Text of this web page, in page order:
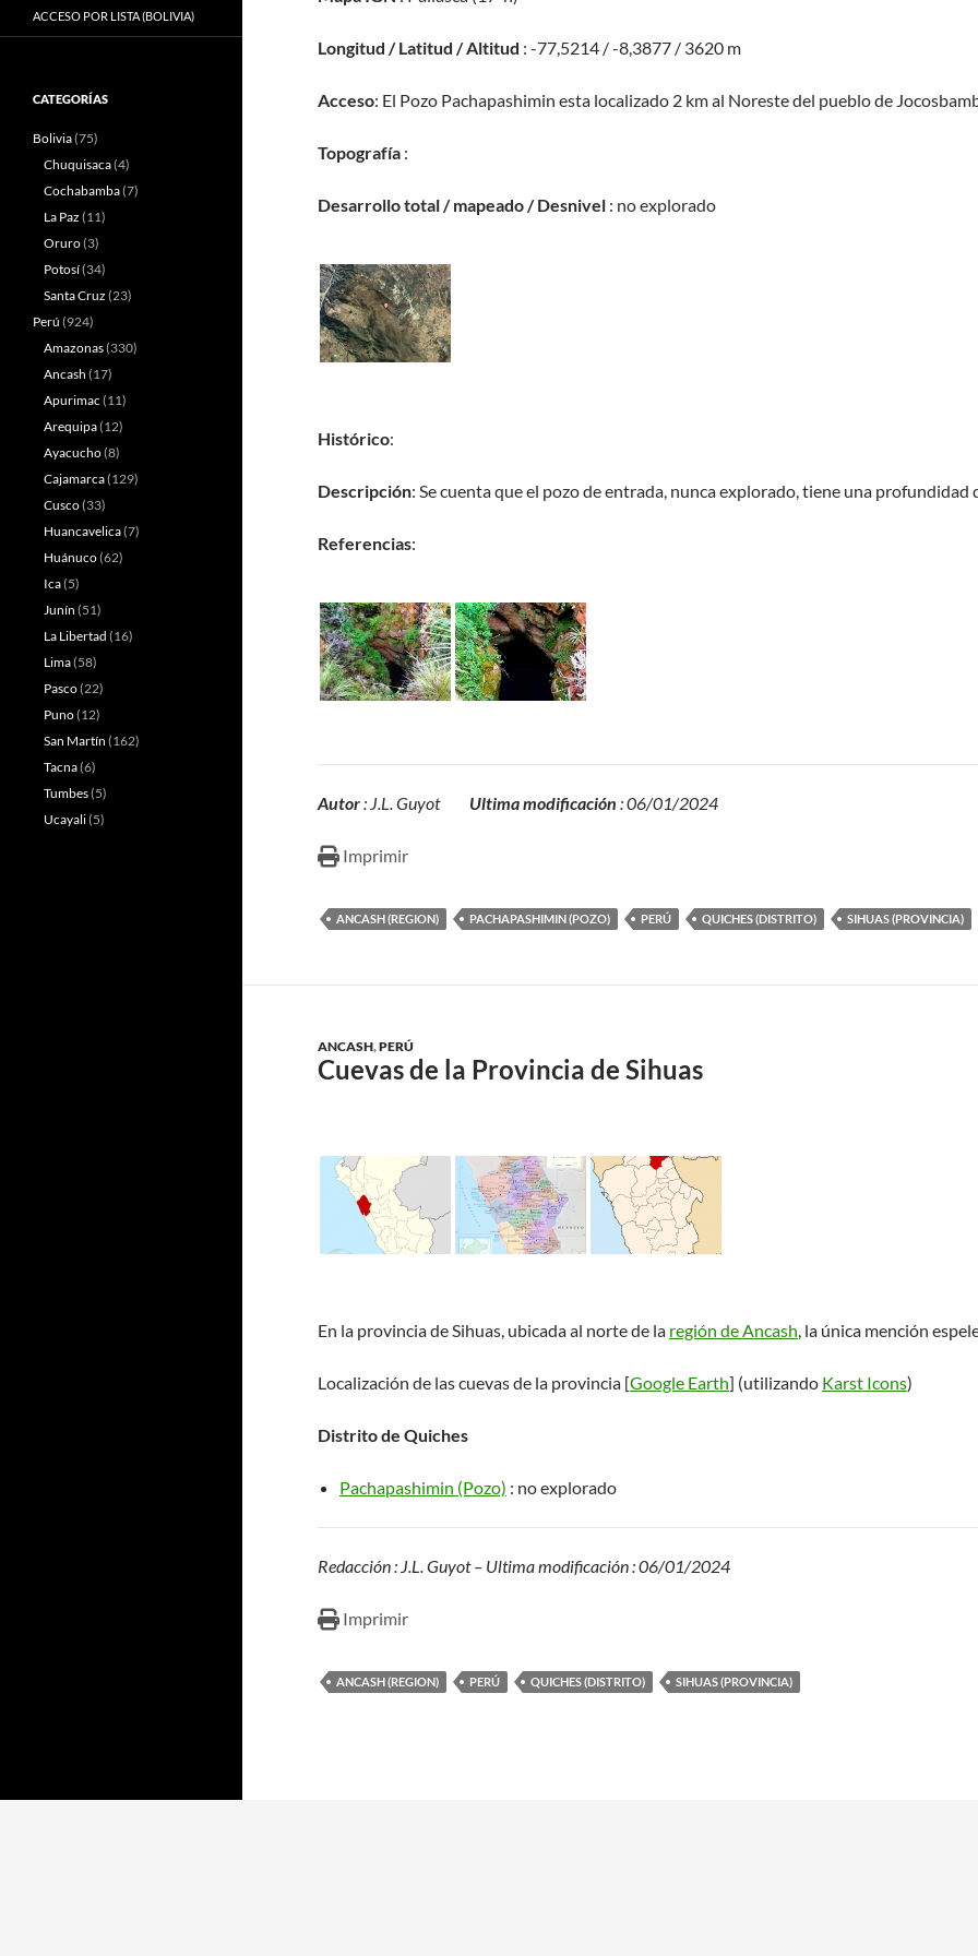
Longitud / Latitud / Altitud : -77,5214 / -8,3877 / 3620 m
Acceso: El Pozo Pachapashimin esta localizado 2 km al Noreste del pueblo de
Topografía :
Desarrollo total / mapeado / Desnivel : no explorado
Histórico:
Descripción: Se cuenta que el pozo de entrada, nunca explorado, tiene una profundidad
Referencias:
Autor: J.L. Guyot Ultima modificación : 06/01/2024
Imprimir
ANCASH (REGION) PACHAPASHIMIN (POZO) PERÚ QUICHES (DISTRITO) SIHUAS (PROVINCIA)
ANCASH,PERÚ
Cuevas de la Provincia de Sihuas
En la provincia de Sihuas, ubicada al norte de la región de Ancash, la única mención
Localización de las cuevas de la provincia [Google Earth] (utilizando Karst Icons)
Distrito de Quiches
Pachapashimin (Pozo) : no explorado
Redacción : J.L. Guyot – Ultima modificación : 06/01/2024
Imprimir
ANCASH (REGION) PERÚ QUICHES (DISTRITO) SIHUAS (PROVINCIA)
ACCESO POR LISTA (BOLIVIA)
CATEGORÍAS
Bolivia(75)
Chuquisaca(4)
Cochabamba(7)
La Paz (11)
Oruro(3)
Potosí(34)
Santa Cruz (23)
Perú (924)
Amazonas(330)
Ancash (17)
Apurimac (11)
Arequipa(12)
Ayacucho(8)
Cajamarca(129)
Cusco(33)
Huancavelica(7)
Huánuco(62)
Ica(5)
Junín (51)
La Libertad (16)
Lima(58)
Pasco(22)
Puno(12)
San Martín (162)
Tacna(6)
Tumbes(5)
Ucayali(5)